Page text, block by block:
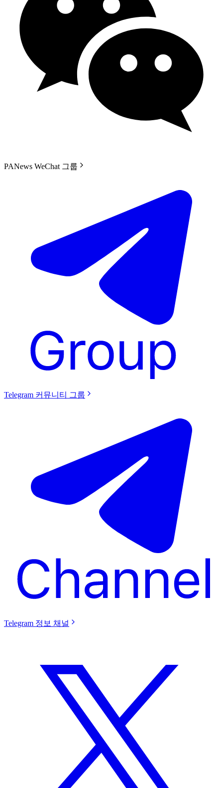
PANews WeChat 그룹
Telegram 커뮤니티 그룹
Telegram 정보 채널